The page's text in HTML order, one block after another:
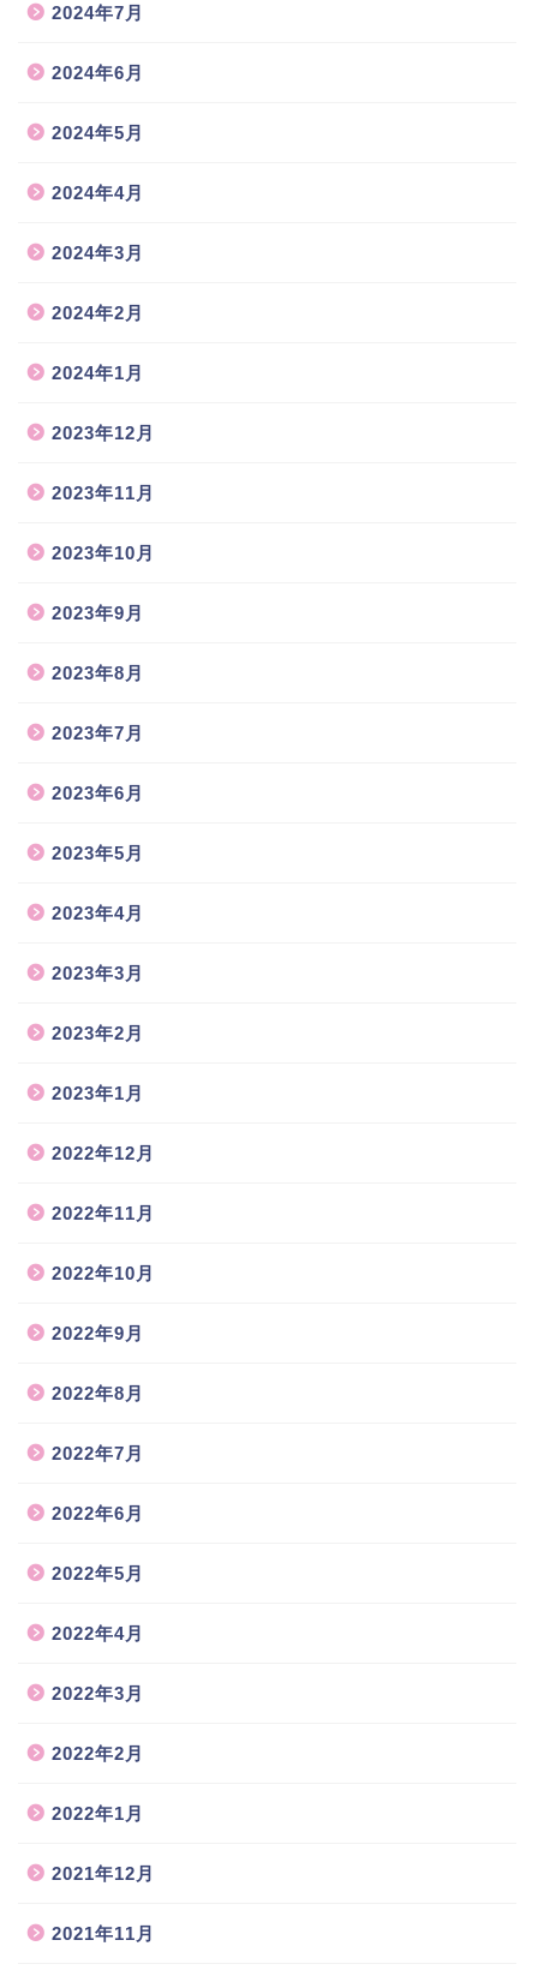
2024年7月
2024年6月
2024年5月
2024年4月
2024年3月
2024年2月
2024年1月
2023年12月
2023年11月
2023年10月
2023年9月
2023年8月
2023年7月
2023年6月
2023年5月
2023年4月
2023年3月
2023年2月
2023年1月
2022年12月
2022年11月
2022年10月
2022年9月
2022年8月
2022年7月
2022年6月
2022年5月
2022年4月
2022年3月
2022年2月
2022年1月
2021年12月
2021年11月